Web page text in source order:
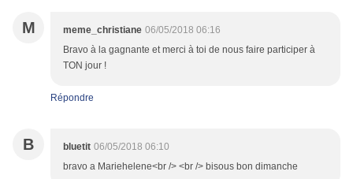
M meme_christiane 06/05/2018 06:16
Bravo à la gagnante et merci à toi de nous faire participer à
TON jour !
Répondre
B bluetit 06/05/2018 06:10
bravo a Mariehelene<br /> <br /> bisous bon dimanche